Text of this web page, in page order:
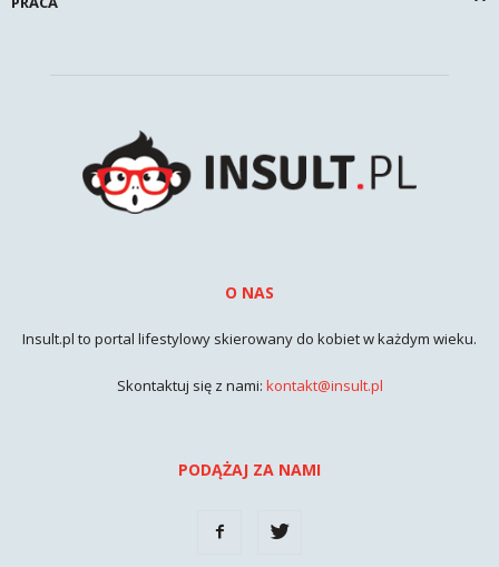
O NAS
Insult.pl to portal lifestylowy skierowany do kobiet w każdym wieku.
Skontaktuj się z nami: kontakt@insult.pl
PODĄŻAJ ZA NAMI